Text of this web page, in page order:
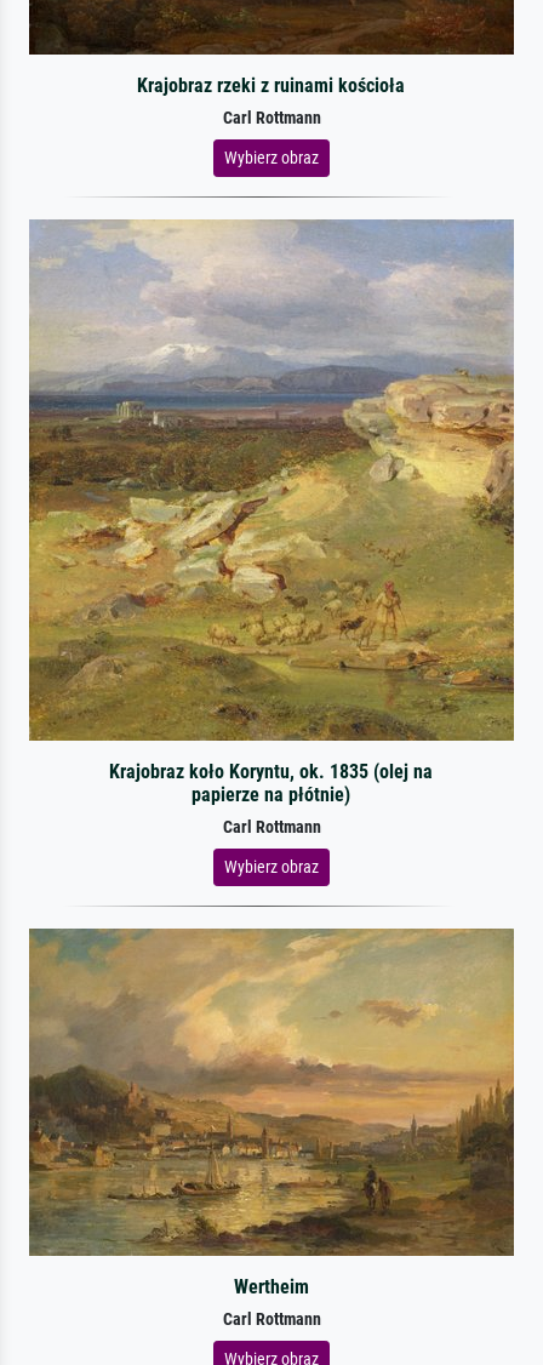
Krajobraz rzeki z ruinami kościoła
Carl Rottmann
Wybierz obraz
Krajobraz koło Koryntu, ok. 1835 (olej na
papierze na płótnie)
Carl Rottmann
Wybierz obraz
Wertheim
Carl Rottmann
Wybierz obraz